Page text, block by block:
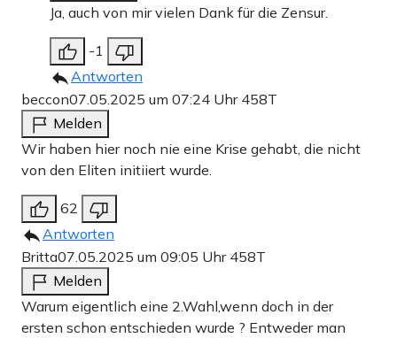
Ja, auch von mir vielen Dank für die Zensur.
-1
Antworten
beccon07.05.2025 um 07:24 Uhr 458T
Melden
Wir haben hier noch nie eine Krise gehabt, die nicht
von den Eliten initiiert wurde.
62
Antworten
Britta07.05.2025 um 09:05 Uhr 458T
Melden
Warum eigentlich eine 2.Wahl,wenn doch in der
ersten schon entschieden wurde ? Entweder man